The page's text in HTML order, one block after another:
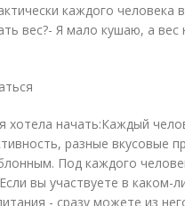
каждого человека
вес?- Я мало кушаю, а вес
хотела начать:Каждый
разные вкусовые
Под каждого
вы участвуете в
- сразу можете из